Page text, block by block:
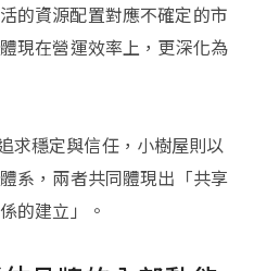
資源配置對應不確定的市
現在營運效率上，更深化為
求穩定與信任，小樹屋則以
系，兩者共同體現出「共享
的建立」。